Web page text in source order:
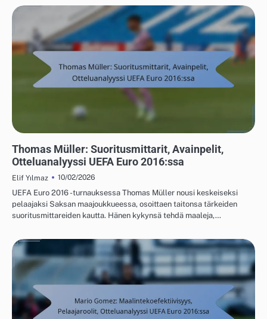
2016
Thomas Müller: Suoritusmittarit, Avainpelit,
Otteluanalyyssi UEFA Euro 2016:ssa
Elif Yılmaz
10/02/2026
UEFA Euro 2016 -turnauksessa Thomas Müller nousi keskeiseksi
pelaajaksi Saksan maajoukkueessa, osoittaen taitonsa tärkeiden
suoritusmittareiden kautta. Hänen kykynsä tehdä maaleja,…